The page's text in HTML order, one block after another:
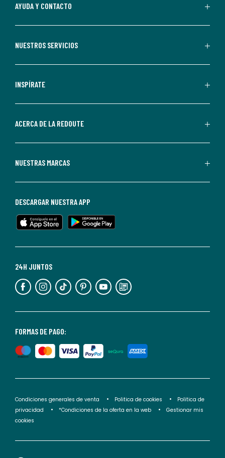
aceptas
comerciales
personalizadas
parte
Redoute.
de
en
cualquier
Para
información,
puedes
nuestra
de
privacidad</2>.
AYUDA Y CONTACTO
NUESTROS SERVICIOS
INSPÍRATE
ACERCA DE LA REDOUTE
NUESTRAS MARCAS
FORMAS DE PAGO:
24H JUNTOS
DESCARGAR NUESTRA APP
Condiciones generales de venta Politica de cookies
Politica de
privacidad
*Condiciones de la oferta en la web
Gestionar mis
cookies